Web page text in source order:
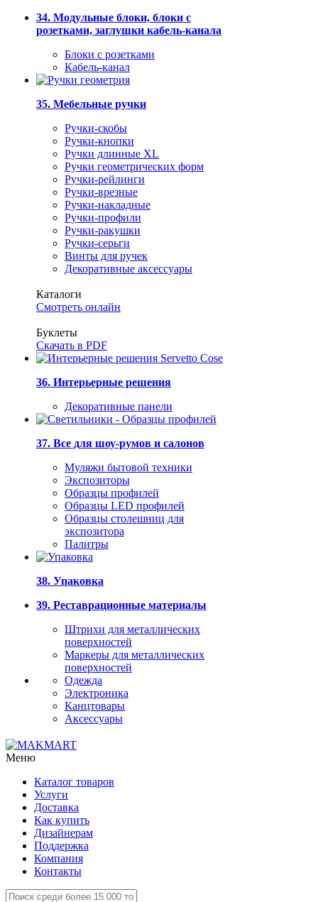
34. Модульные блоки, блоки с
розетками, заглушки кабель-канала
Блоки с розетками
Кабель-канал
35. Мебельные ручки
Ручки-скобы
Ручки-кнопки
Ручки длинные XL
Ручки геометрических форм
Ручки-рейлинги
Ручки-врезные
Ручки-накладные
Ручки-профили
Ручки-ракушки
Ручки-серьги
Винты для ручек
Декоративные аксессуары
Каталоги
Смотреть онлайн
Буклеты
Скачать в PDF
36. Интерьерные решения
Декоративные панели
37. Все для шоу-румов и салонов
Муляжи бытовой техники
Экспозиторы
Образцы профилей
Образцы LED профилей
Образцы столешниц для
экспозитора
Палитры
38. Упаковка
39. Реставрационные материалы
Штрихи для металлических
поверхностей
Маркеры для металлических
поверхностей
Одежда
Электроника
Канцтовары
Аксессуары
Меню
Каталог товаров
Услуги
Доставка
Как купить
Дизайнерам
Поддержка
Компания
Контакты